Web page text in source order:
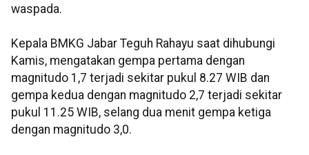
waspada.
Kepala BMKG Jabar Teguh Rahayu saat dihubungi
Kamis, mengatakan gempa pertama dengan
magnitudo 1,7 terjadi sekitar pukul 8.27 WIB dan
gempa kedua dengan magnitudo 2,7 terjadi sekitar
pukul 11.25 WIB, selang dua menit gempa ketiga
dengan magnitudo 3,0.